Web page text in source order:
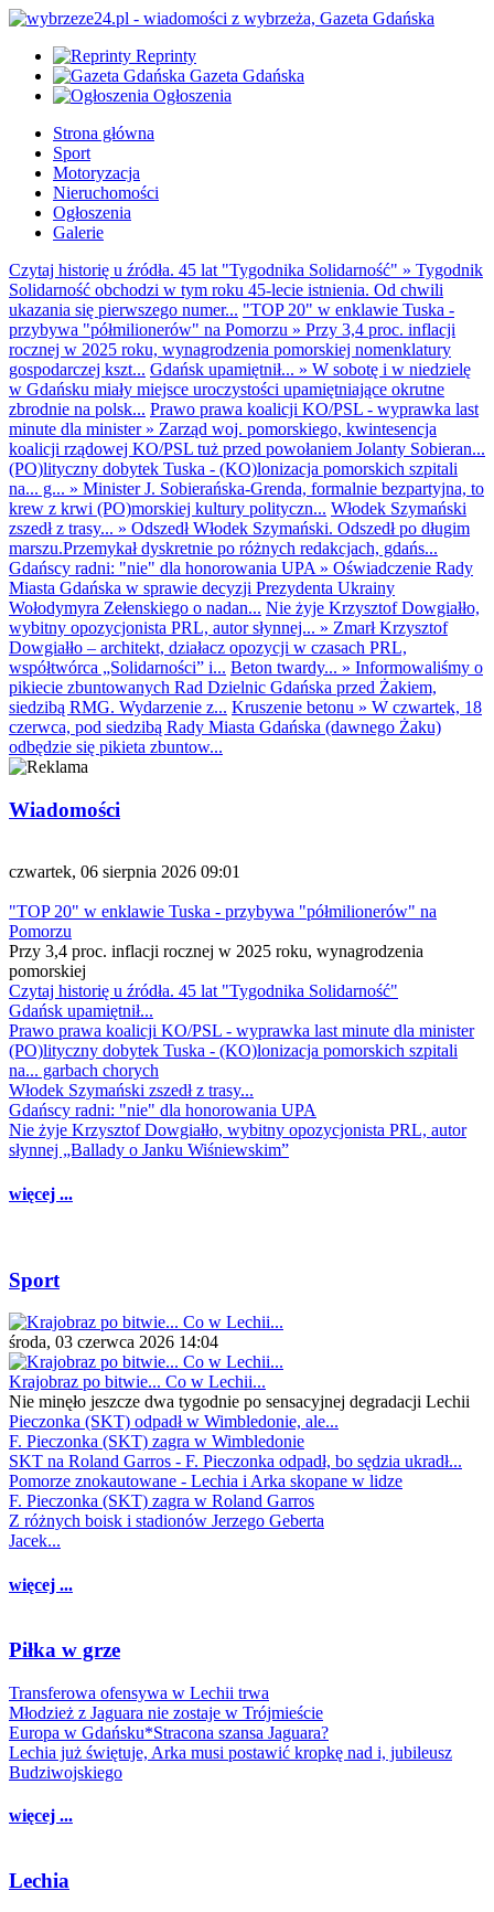
Reprinty
Gazeta Gdańska
Ogłoszenia
Strona główna
Sport
Motoryzacja
Nieruchomości
Ogłoszenia
Galerie
Czytaj historię u źródła. 45 lat "Tygodnika Solidarność" » Tygodnik
Solidarność obchodzi w tym roku 45-lecie istnienia. Od chwili
ukazania się pierwszego numer... "TOP 20" w enklawie Tuska -
przybywa "półmilionerów" na Pomorzu » Przy 3,4 proc. inflacji
rocznej w 2025 roku, wynagrodzenia pomorskiej nomenklatury
gospodarczej kszt... Gdańsk upamiętnił... » W sobotę i w niedzielę
w Gdańsku miały miejsce uroczystości upamiętniające okrutne
zbrodnie na polsk... Prawo prawa koalicji KO/PSL - wyprawka last
minute dla minister» Zarząd woj. pomorskiego, kwintesencja
koalicji rządowej KO/PSL tuż przed powołaniem Jolanty Sobieran...
(PO)lityczny dobytek Tuska - (KO)lonizacja pomorskich szpitali
na... g... » Minister J. Sobierańska-Grenda, formalnie bezpartyjna, to
krew z krwi (PO)morskiej kultury polityczn... Włodek Szymański
zszedł z trasy... » Odszedł Włodek Szymański. Odszedł po długim
marszu.Przemykał dyskretnie po różnych redakcjach, gdańs...
Gdańscy radni: "nie" dla honorowania UPA » Oświadczenie Rady
Miasta Gdańska w sprawie decyzji Prezydenta Ukrainy
Wołodymyra Zełenskiego o nadan... Nie żyje Krzysztof Dowgiałło,
wybitny opozycjonista PRL, autor słynnej... » Zmarł Krzysztof
Dowgiałło – architekt, działacz opozycji w czasach PRL,
współtwórca „Solidarności” i... Beton twardy... » Informowaliśmy o
pikiecie zbuntowanych Rad Dzielnic Gdańska przed Żakiem,
siedzibą RMG. Wydarzenie z... Kruszenie betonu » W czwartek, 18
czerwca, pod siedzibą Rady Miasta Gdańska (dawnego Żaku)
odbędzie się pikieta zbuntow...
Wiadomości
czwartek, 06 sierpnia 2026 09:01
"TOP 20" w enklawie Tuska - przybywa "półmilionerów" na
Pomorzu
Przy 3,4 proc. inflacji rocznej w 2025 roku, wynagrodzenia
pomorskiej
Czytaj historię u źródła. 45 lat "Tygodnika Solidarność"
Gdańsk upamiętnił...
Prawo prawa koalicji KO/PSL - wyprawka last minute dla minister
(PO)lityczny dobytek Tuska - (KO)lonizacja pomorskich szpitali
na... garbach chorych
Włodek Szymański zszedł z trasy...
Gdańscy radni: "nie" dla honorowania UPA
Nie żyje Krzysztof Dowgiałło, wybitny opozycjonista PRL, autor
słynnej „Ballady o Janku Wiśniewskim”
więcej ...
Sport
środa, 03 czerwca 2026 14:04
Krajobraz po bitwie... Co w Lechii...
Nie minęło jeszcze dwa tygodnie po sensacyjnej degradacji Lechii
Pieczonka (SKT) odpadł w Wimbledonie, ale...
F. Pieczonka (SKT) zagra w Wimbledonie
SKT na Roland Garros - F. Pieczonka odpadł, bo sędzia ukradł...
Pomorze znokautowane - Lechia i Arka skopane w lidze
F. Pieczonka (SKT) zagra w Roland Garros
Z różnych boisk i stadionów Jerzego Geberta
Jacek...
więcej ...
Piłka w grze
Transferowa ofensywa w Lechii trwa
Młodzież z Jaguara nie zostaje w Trójmieście
Europa w Gdańsku*Stracona szansa Jaguara?
Lechia już świętuje, Arka musi postawić kropkę nad i, jubileusz
Budziwojskiego
więcej ...
Lechia